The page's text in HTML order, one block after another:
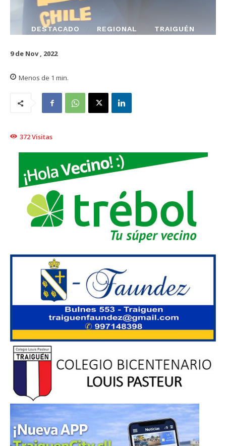
DESTACADO REGIONAL TRAIGUÉN
9 de Nov , 2022
Menos de 1 min.
372Visitas